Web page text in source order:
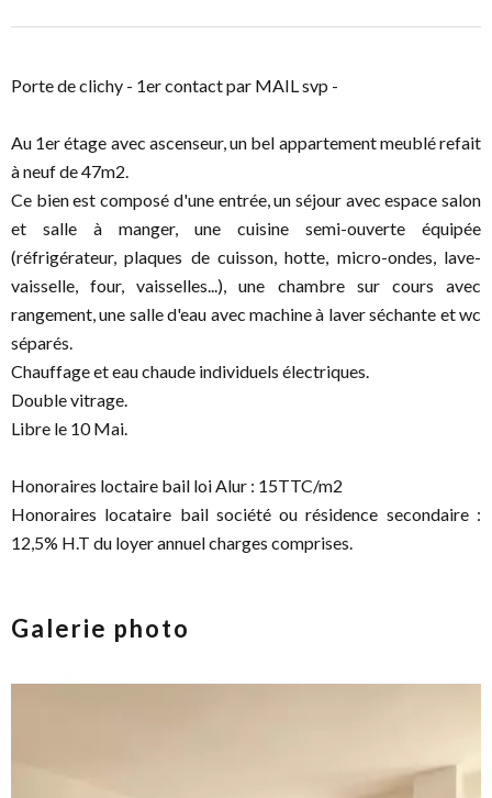
Porte de clichy - 1er contact par MAIL svp -
Au 1er étage avec ascenseur, un bel appartement meublé refait
à neuf de 47m2.
Ce bien est composé d'une entrée, un séjour avec espace salon
et salle à manger, une cuisine semi-ouverte équipée
(réfrigérateur, plaques de cuisson, hotte, micro-ondes, lave-
vaisselle, four, vaisselles...), une chambre sur cours avec
rangement, une salle d'eau avec machine à laver séchante et wc
séparés.
Chauffage et eau chaude individuels électriques.
Double vitrage.
Libre le 10 Mai.
Honoraires loctaire bail loi Alur : 15TTC/m2
Honoraires locataire bail société ou résidence secondaire :
12,5% H.T du loyer annuel charges comprises.
Galerie photo